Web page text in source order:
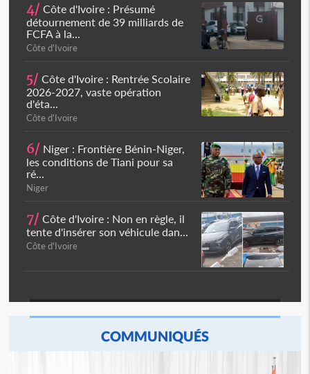
4/ Côte d'Ivoire : Présumé
détournement de 39 milliards de
FCFA à la...
Côte d'Ivoire
5/ Côte d'Ivoire : Rentrée Scolaire
2026-2027, vaste opération
d'éta...
Côte d'Ivoire
6/ Niger : Frontière Bénin-Niger,
les conditions de Tiani pour sa
ré...
Niger
7/ Côte d'Ivoire : Non en règle, il
tente d'insérer son véhicule dan...
Côte d'Ivoire
COMMUNIQUÉS